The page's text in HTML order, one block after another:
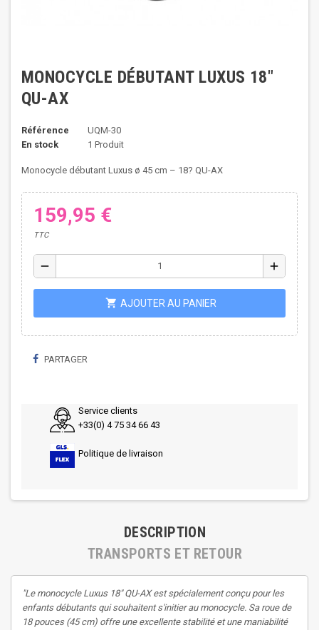
MONOCYCLE DÉBUTANT LUXUS 18"
QU-AX
Référence
UQM-30
En stock
1 Produit
Monocycle débutant Luxus ø 45 cm – 18? QU-AX
159,95 €
TTC
remove add
shopping_cart AJOUTER AU PANIER
PARTAGER
Service clients
+33(0) 4 75 34 66 43
Politique de livraison
DESCRIPTION
TRANSPORTS ET RETOUR
"Le monocycle Luxus 18" QU-AX est spécialement conçu pour les
enfants débutants qui souhaitent s'initier au monocycle. Sa roue de
18 pouces (45 cm) offre une excellente stabilité et une maniabilité